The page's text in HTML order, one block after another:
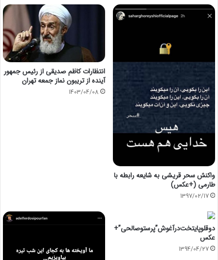
واکنش سحر قریشی به شایعه رابطه با
طارمی (+عکس)
1397/02/17
انتظارات کاظم صدیقی از رئیس جمهور
آینده از تریبون نماز جمعه تهران
1403/04/08
دوقلوپايتخت‌درآغوش”پرستوصالحی”+
عکس
1394/04/27